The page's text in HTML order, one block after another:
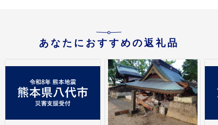
あなたにおすすめの返礼品